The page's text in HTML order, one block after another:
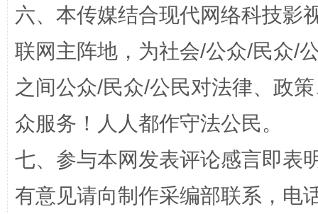
“蜀中异人”王建安的艺术幻境
六、本传媒结合现代网络科技影
联网主阵地，为社会/公众/民众/
之间公众/民众/公民对法律、政
众服务！人人都作守法公民。
七、参与本网发表评论感言即表
有意见请向制作采编部联系，电